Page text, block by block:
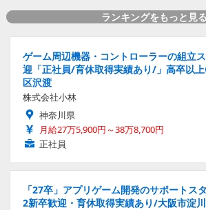
ランキングをもっと見る
ゲーム周辺機器・コントローラーの組立
迎「正社員/育休取得実績あり/」高卒以
区沢渡
株式会社小林
神奈川県
月給27万5,900円～38万8,700円
正社員
「27卒」アプリゲーム開発のサポートス
2新卒歓迎・育休取得実績あり/大阪市淀